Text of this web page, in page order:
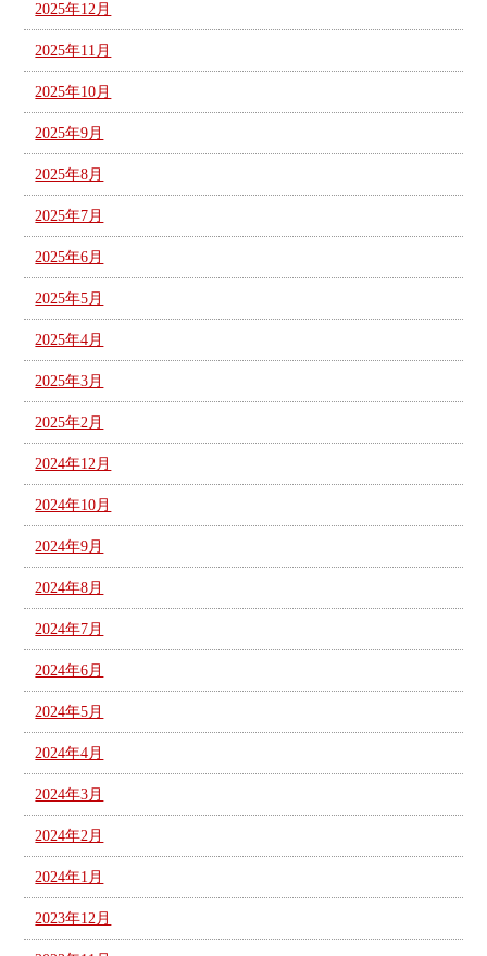
2025年12月
2025年11月
2025年10月
2025年9月
2025年8月
2025年7月
2025年6月
2025年5月
2025年4月
2025年3月
2025年2月
2024年12月
2024年10月
2024年9月
2024年8月
2024年7月
2024年6月
2024年5月
2024年4月
2024年3月
2024年2月
2024年1月
2023年12月